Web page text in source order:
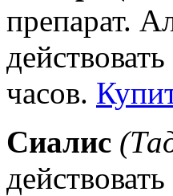
препарат.
часов.
Сиалис